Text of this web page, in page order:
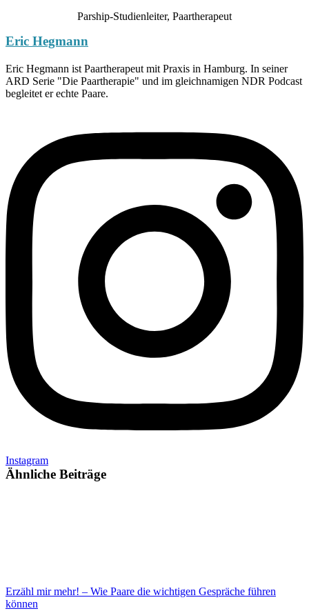
Parship-Studienleiter, Paartherapeut
Eric Hegmann
Eric Hegmann ist Paartherapeut mit Praxis in Hamburg. In seiner
ARD Serie "Die Paartherapie" und im gleichnamigen NDR Podcast
begleitet er echte Paare.
Instagram
Ähnliche Beiträge
Erzähl mir mehr! – Wie Paare die wichtigen Gespräche führen
können